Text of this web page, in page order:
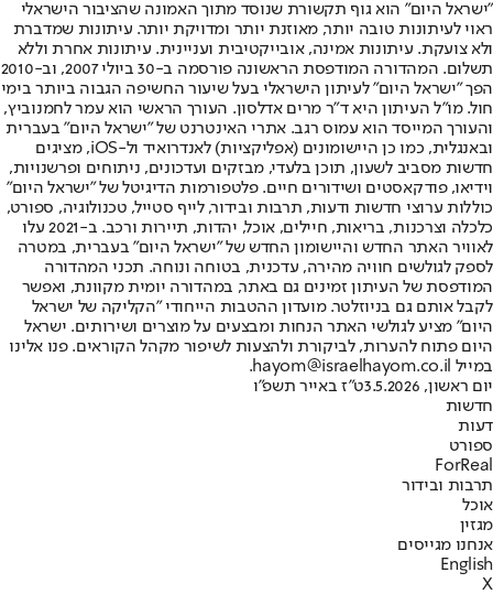
"ישראל היום" הוא גוף תקשורת שנוסד מתוך האמונה שהציבור הישראלי
ראוי לעיתונות טובה יותר, מאוזנת יותר ומדויקת יותר. עיתונות שמדברת
ולא צועקת. עיתונות אמינה, אובייקטיבית ועניינית. עיתונות אחרת וללא
תשלום. המהדורה המודפסת הראשונה פורסמה ב-30 ביולי 2007, וב-2010
הפך "ישראל היום" לעיתון הישראלי בעל שיעור החשיפה הגבוה ביותר בימי
חול. מו"ל העיתון היא ד"ר מרים אדלסון. העורך הראשי הוא עמר לחמנוביץ,
והעורך המייסד הוא עמוס רגב. אתרי האינטרנט של "ישראל היום" בעברית
ובאנגלית, כמו כן היישומונים (אפליקציות) לאנדרואיד ול-iOS, מציגים
חדשות מסביב לשעון, תוכן בלעדי, מבזקים ועדכונים, ניתוחים ופרשנויות,
וידיאו, פודקאסטים ושידורים חיים. פלטפורמות הדיגיטל של "ישראל היום"
כוללות ערוצי חדשות ודעות, תרבות ובידור, לייף סטייל, טכנולוגיה, ספורט,
כלכלה וצרכנות, בריאות, חיילים, אוכל, יהדות, תיירות ורכב. ב-2021 עלו
לאוויר האתר החדש והיישומון החדש של "ישראל היום" בעברית, במטרה
לספק לגולשים חוויה מהירה, עדכנית, בטוחה ונוחה. תכני המהדורה
המודפסת של העיתון זמינים גם באתר, במהדורה יומית מקוונת, ואפשר
לקבל אותם גם בניוזלטר. מועדון ההטבות הייחודי "הקליקה של ישראל
היום" מציע לגולשי האתר הנחות ומבצעים על מוצרים ושירותים. ישראל
היום פתוח להערות, לביקורת ולהצעות לשיפור מקהל הקוראים. פנו אלינו
במייל hayom@israelhayom.co.il.
יום ראשון, 3.5.2026
ט"ז באייר תשפ"ו
חדשות
דעות
ספורט
ForReal
תרבות ובידור
אוכל
מגזין
אנחנו מגייסים
English
X